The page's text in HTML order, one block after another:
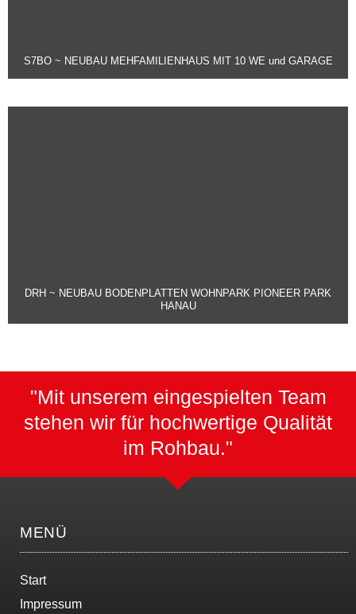
S7BO ~ NEUBAU MEHFAMILIENHAUS MIT 10 WE und GARAGE
DRH ~ NEUBAU BODENPLATTEN WOHNPARK PIONEER PARK
HANAU
"Mit unserem eingespielten Team
stehen wir für hochwertige Qualität
im Rohbau."
MENÜ
Start
Impressum